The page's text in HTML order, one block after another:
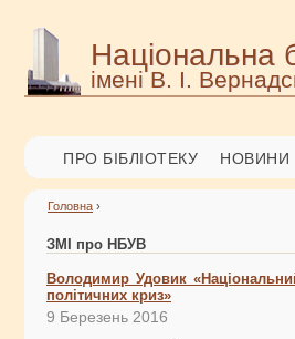
Національна
імені В. І.
ПРО БІБЛІОТЕКУ НОВИНИ
Головна ›
ЗМІ про НБУВ
Володимир Удовик
політичних криз»
9 Березень 2016